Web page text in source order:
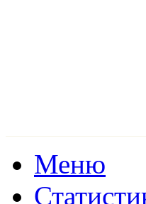
Меню